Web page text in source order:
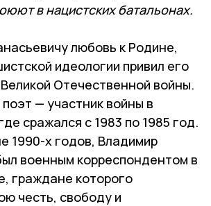
в нацистских батальонах.
любовь к Родине,
идеологии привил его
Отечественной войны.
— участник войны в
сражался с 1983 по 1985 год.
1990-х годов, Владимир
военным корреспондентом в
граждане ко­торого
честь, свободу и